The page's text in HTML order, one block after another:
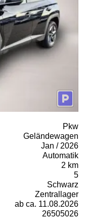
Pkw
Geländewagen
Jan / 2026
Automatik
2 km
5
Schwarz
Zentrallager
ab ca. 11.08.2026
26505026